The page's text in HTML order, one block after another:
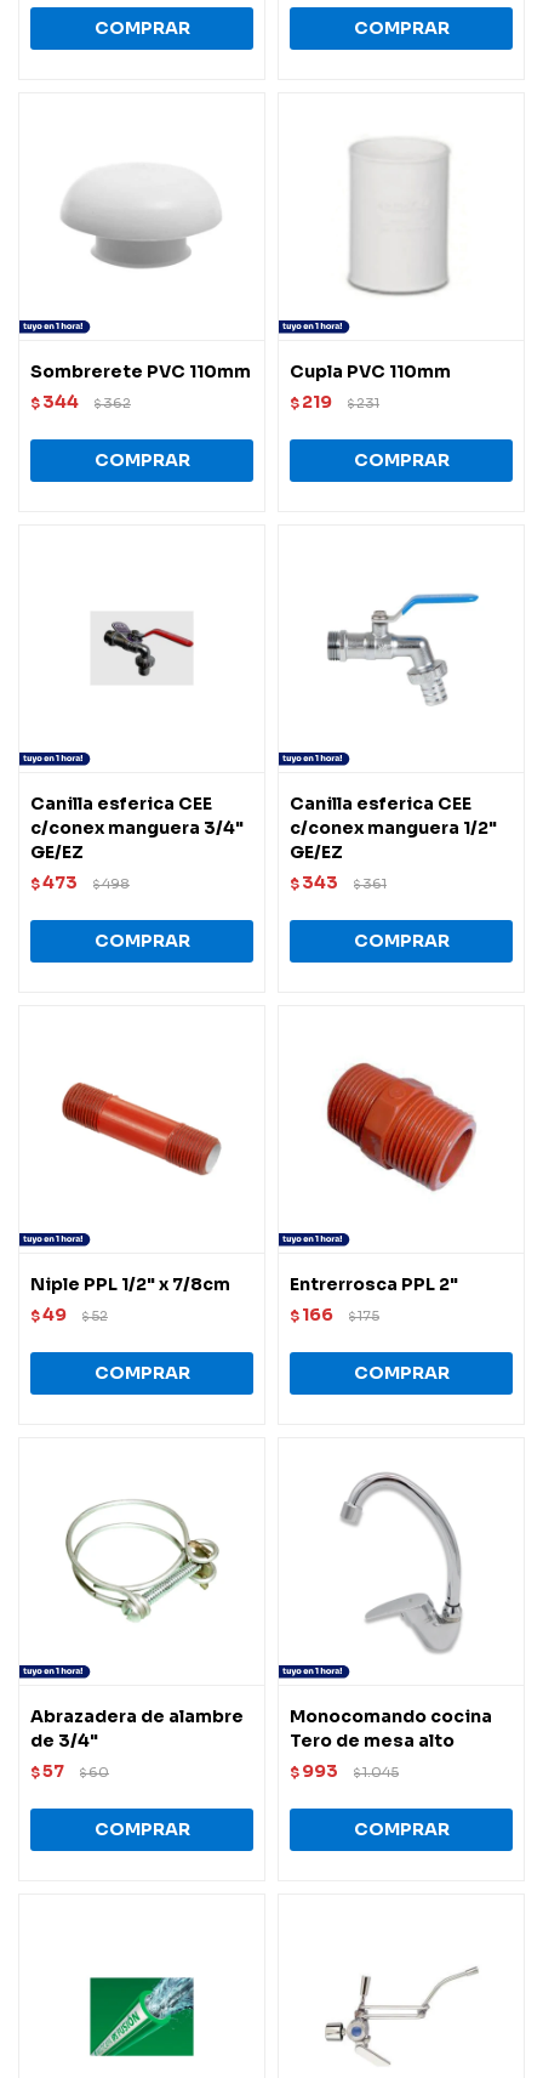
Sombrerete PVC 110mm
$ 344 $362
Cupla PVC 110mm
$ 219 $231
Canilla esferica CEE
c/conex manguera 3/4"
GE/EZ
$473 $498
Canilla esferica CEE
c/conex manguera 1/2"
GE/EZ
$ 343 $361
Niple PPL 1/2" x 7/8cm
$49 $52
Entrerrosca PPL 2"
$ 166 $175
Abrazadera de alambre
de 3/4"
$57 $60
Monocomando cocina
Tero de mesa alto
$ 993 $1.045